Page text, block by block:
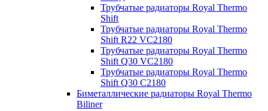
Трубчатые радиаторы Royal Thermo
Shift
Трубчатые радиаторы Royal Thermo
Shift R22 VC2180
Трубчатые радиаторы Royal Thermo
Shift Q30 VC2180
Трубчатые радиаторы Royal Thermo
Shift Q30 C2180
Биметаллические радиаторы Royal Thermo
Biliner